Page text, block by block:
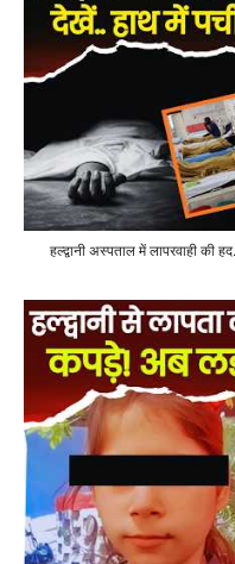
हल्द्वानी अस्पताल में लापरवाही की